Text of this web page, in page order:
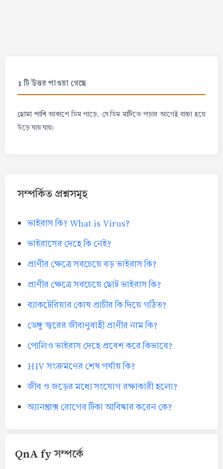
1 টি উত্তর পাওয়া গেছে
হোমা পাখিআকাশে ডিম পাড়ে, সে ডিম মাটিতে পড়ার আগেই বাচ্চা হয়ে
উড়ে যায় যায়।
সম্পর্কিত প্রশ্নসমূহ
ভাইরাস কি? What is Virus?
ভাইরাসের দেহে কি নেই?
প্রাণীর ক্ষেত্রে সবচেয়ে বড় ভাইরাস কি?
প্রাণীর ক্ষেত্রে সবচেয়ে ছোট ভাইরাস কি?
ব্যাকটেরিয়ার কোষ প্রাচীর কি দিয়ে গঠিত?
ডেঙ্গু জ্বরের জীবাণুবাহী প্রাণীর নাম কি?
পোলিও ভাইরাস দেহে প্রবেশ করে কিভাবে?
HIV সংক্রমণের শেষ পর্যায় কি?
জীব ও জড়ের মধ্যে সংযোগ রক্ষাকারী হলো?
অ্যানথ্রাক্স রোগের টিকা আবিষ্কার করেন কে?
QnA fy সম্পর্কে